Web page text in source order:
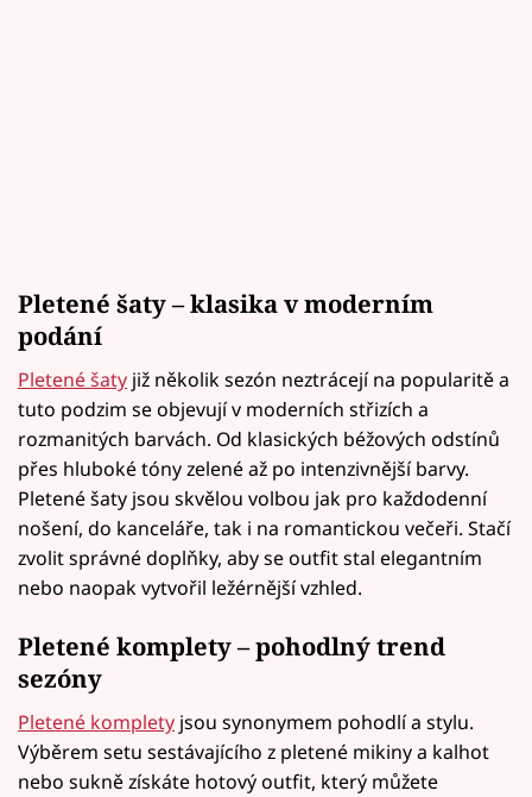
Pletené šaty – klasika v moderním
podání
Pletené šaty již několik sezón neztrácejí na popularitě a
tuto podzim se objevují v moderních střizích a
rozmanitých barvách. Od klasických béžových odstínů
přes hluboké tóny zelené až po intenzivnější barvy.
Pletené šaty jsou skvělou volbou jak pro každodenní
nošení, do kanceláře, tak i na romantickou večeři. Stačí
zvolit správné doplňky, aby se outfit stal elegantním
nebo naopak vytvořil ležérnější vzhled.
Pletené komplety – pohodlný trend
sezóny
Pletené komplety jsou synonymem pohodlí a stylu.
Výběrem setu sestávajícího z pletené mikiny a kalhot
nebo sukně získáte hotový outfit, který můžete